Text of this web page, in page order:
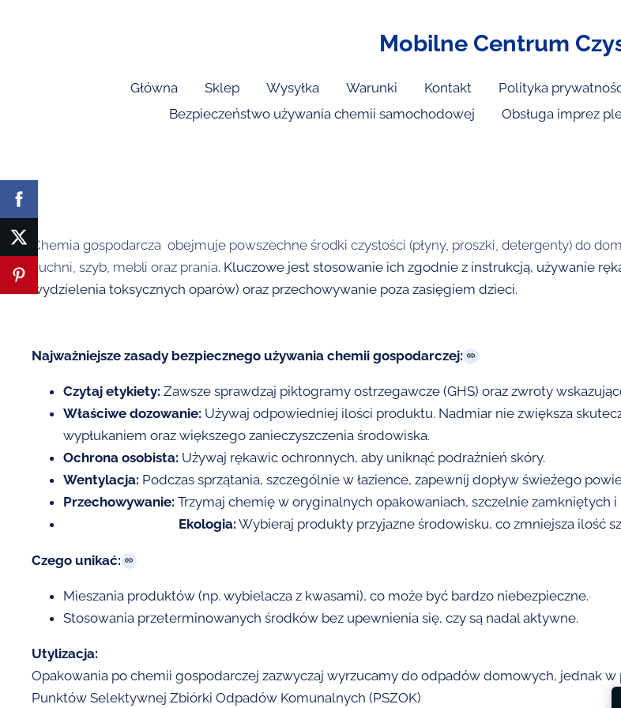
Mobilne Centrum
Główna Sklep Wysyłka Warunki Kontakt Polityka
Bezpieczeństwo używania chemii samochodowej
Obsługa imprez
Chemia gospodarcza obejmuje powszechne środki czystości (płyny, proszki, detergenty) do
kuchni, szyb, mebli oraz prania. Kluczowe jest stosowanie ich zgodnie z instrukcją, używanie
wydzielenia toksycznych oparów) oraz przechowywanie poza zasięgiem dzieci.
Najważniejsze zasady bezpiecznego używania chemii gospodarczej:
Czytaj etykiety: Zawsze sprawdzaj piktogramy ostrzegawcze (GHS) oraz zwroty
Właściwe dozowanie: Używaj odpowiedniej ilości produktu. Nadmiar nie zwiększa
wypłukaniem oraz większego zanieczyszczenia środowiska.
Ochrona osobista: Używaj rękawic ochronnych, aby uniknąć podrażnień skóry.
Wentylacja: Podczas sprzątania, szczególnie w łazience, zapewnij dopływ świeżego
Przechowywanie: Trzymaj chemię w oryginalnych opakowaniach, szczelnie zamkniętych
Ekologia: Wybieraj produkty przyjazne środowisku, co zmniejsza ilość
Czego unikać:
Mieszania produktów (np. wybielacza z kwasami), co może być bardzo niebezpieczne.
Stosowania przeterminowanych środków bez upewnienia się, czy są nadal aktywne.
Utylizacja:
Opakowania po chemii gospodarczej zazwyczaj wyrzucamy do odpadów domowych, jednak
Punktów Selektywnej Zbiórki Odpadów Komunalnych (PSZOK)